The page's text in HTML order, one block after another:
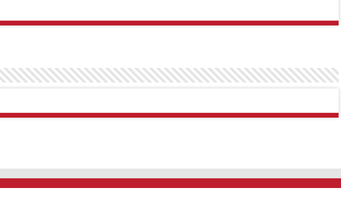
SupertotobetTipobetMatadorbetMariobet